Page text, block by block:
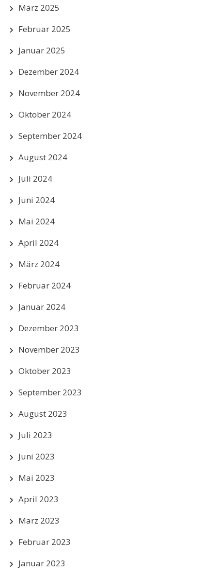
März 2025
Februar 2025
Januar 2025
Dezember 2024
November 2024
Oktober 2024
September 2024
August 2024
Juli 2024
Juni 2024
Mai 2024
April 2024
März 2024
Februar 2024
Januar 2024
Dezember 2023
November 2023
Oktober 2023
September 2023
August 2023
Juli 2023
Juni 2023
Mai 2023
April 2023
März 2023
Februar 2023
Januar 2023